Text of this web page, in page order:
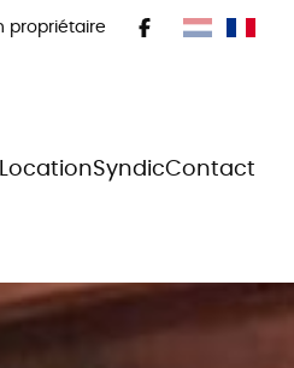
propriétaire
SyndicContact